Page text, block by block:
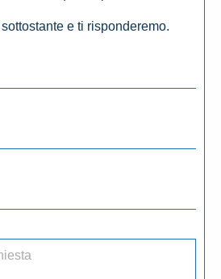
e ti risponderemo.